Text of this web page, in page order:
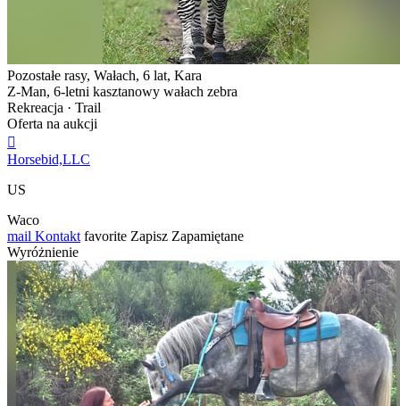
Pozostałe rasy, Wałach, 6 lat, Kara
Z-Man, 6-letni kasztanowy wałach zebra
Rekreacja · Trail
Oferta na aukcji

Horsebid,LLC
US
Waco
mail Kontakt favorite Zapisz Zapamiętane
Wyróżnienie